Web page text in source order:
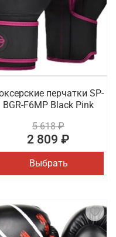
перчатки SP-
BGR-F6MP Black Pink
5 618 ₽
2 809 ₽
Выбрать